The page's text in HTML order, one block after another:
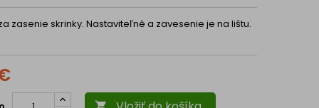
zasenie skrinky. Nastaviteľné a zavesenie je na lištu.